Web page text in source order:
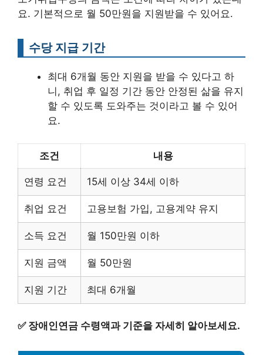
요. 기본적으로 월 50만원을 지원받을 수 있어요.
수당 지급 기간
최대 6개월 동안 지원을 받을 수 있다고 하
니, 취업 후 일정 기간 동안 안정된 삶을 유지
할 수 있도록 도와주는 것이라고 볼 수 있어
요.
조건 내용
연령 요건 15세 이상 34세 이하
취업 요건 고용보험 가입, 고용계약 유지
소득 요건 월 150만원 이하
지원 금액 월 50만원
지원 기간 최대 6개월
✅ 장애인연금 수령액과 기준을 자세히 알아보세요.